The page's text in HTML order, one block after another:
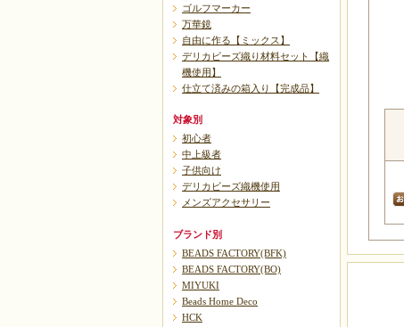
ゴルフマーカー
万華鏡
自由に作る【ミックス】
デリカビーズ織り材料セット【織
機使用】
仕立て済みの箱入り【完成品】
対象別
初心者
中上級者
子供向け
デリカビーズ織機使用
メンズアクセサリー
ブランド別
BEADS FACTORY(BFK)
BEADS FACTORY(BO)
MIYUKI
Beads Home Deco
HCK